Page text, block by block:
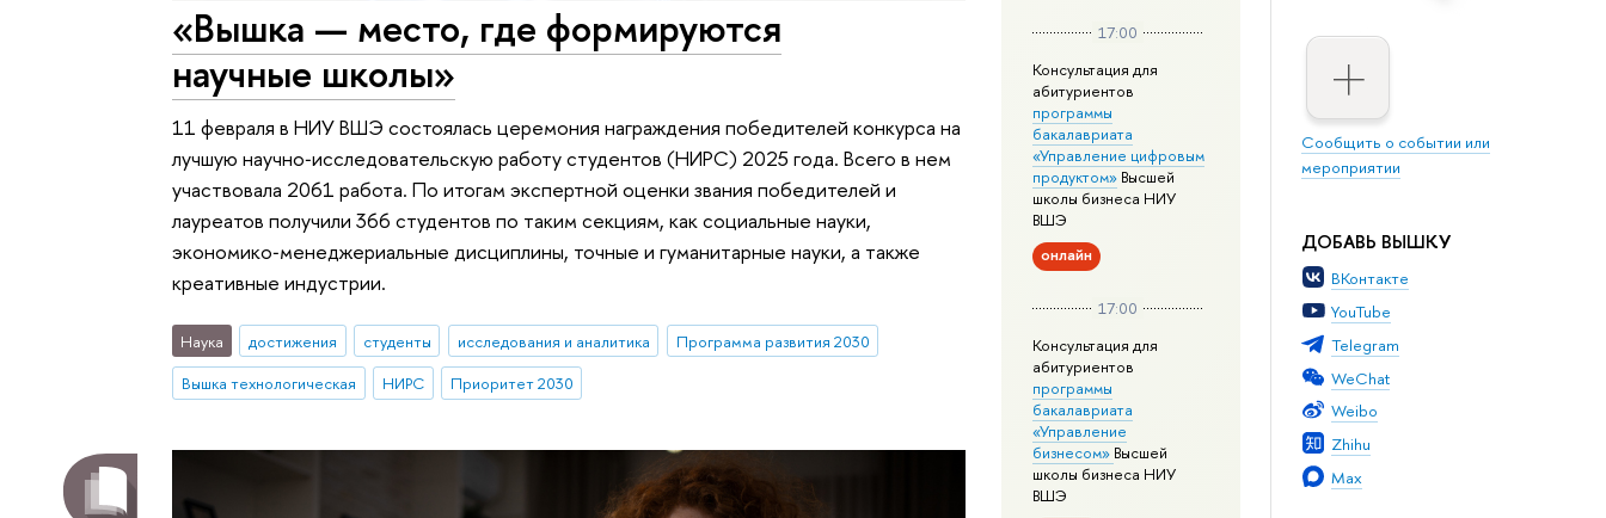
Сообщить о событии или
мероприятии
ДОБАВЬ ВЫШКУ
ВКонтакте
YouTube
Telegram
WeChat
Weibo
Zhihu
Max
17:00
Консультация для
абитуриентов
программы
бакалавриата
«Управление цифровым
продуктом»Высшей
школы бизнеса НИУ
ВШЭ
онлайн
17:00
Консультация для
абитуриентов
программы
бакалавриата
«Управление
бизнесом» Высшей
школы бизнеса НИУ
ВШЭ
«Вышка — место, где формируются
научные школы»
11 февраля в НИУ ВШЭ состоялась церемония награждения победителей конкурса на
лучшую научно‑исследовательскую работу студентов (НИРС) 2025 года. Всего в нем
участвовала 2061 работа. По итогам экспертной оценки звания победителей и
лауреатов получили 366 студентов по таким секциям, как социальные науки,
экономико‑менеджериальные дисциплины, точные и гуманитарные науки, а также
креативные индустрии.
Наука достижения студенты исследования и аналитика
Программа развития 2030
Вышка технологическая
НИРС Приоритет 2030